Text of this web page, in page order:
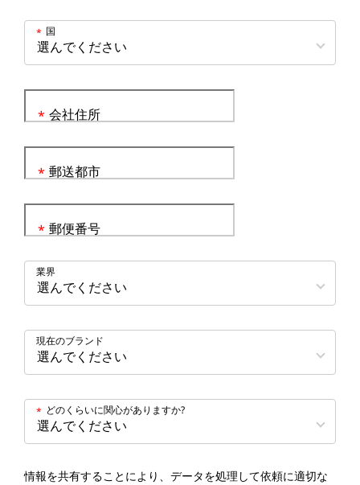
国
*
会社住所
*
郵送都市
*
郵便番号
*
業界
現在のブランド
どのくらいに関心がありますか?
*
情報を共有することにより、データを処理して依頼に適切な